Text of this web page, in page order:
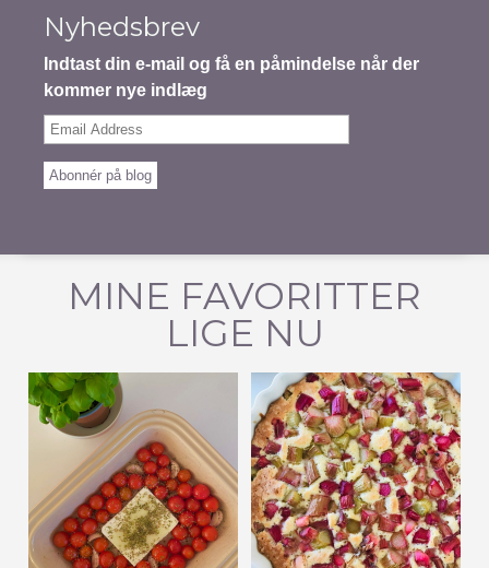
Nyhedsbrev
Indtast din e-mail og få en påmindelse når der
kommer nye indlæg
Email
Abonnér på blog
MINE FAVORITTER
LIGE NU